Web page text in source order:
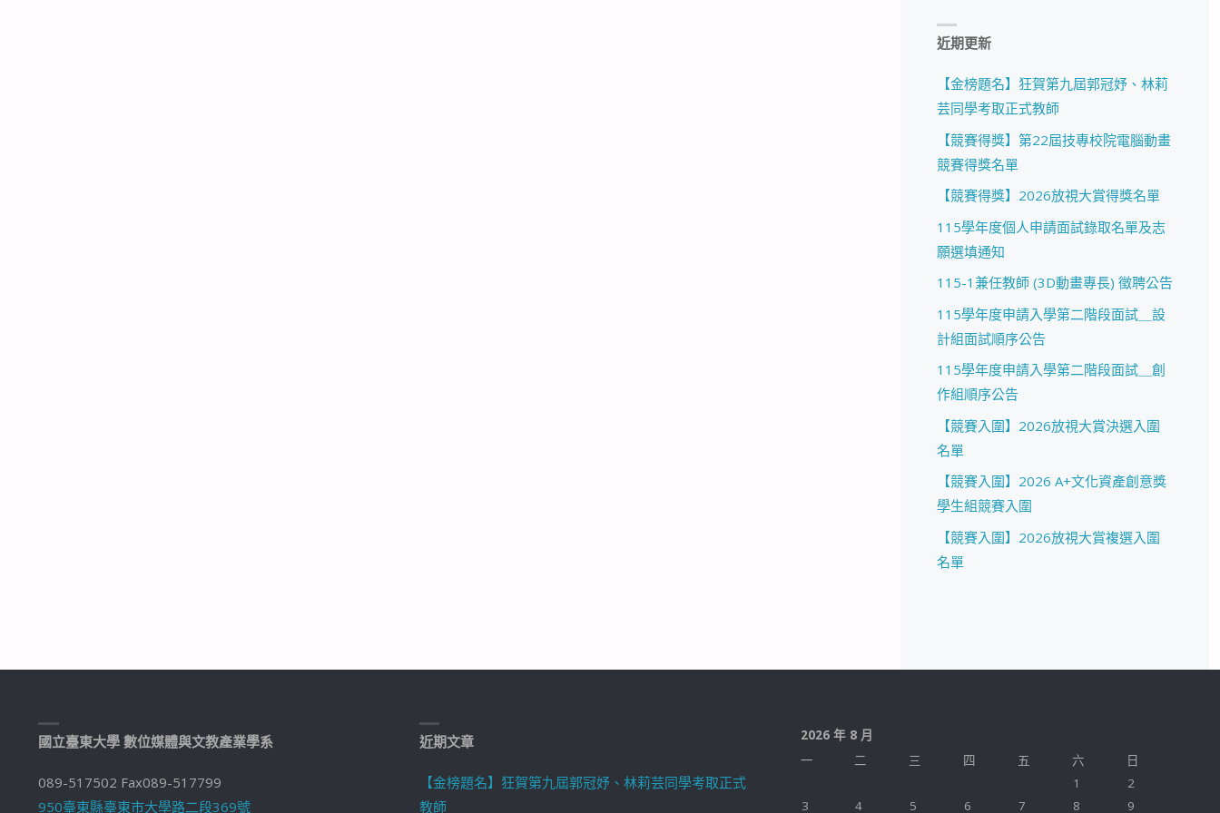
近期更新
【金榜題名】狂賀第九屆郭冠妤、林莉
芸同學考取正式教師
【競賽得獎】第22屆技專校院電腦動畫
競賽得獎名單
【競賽得獎】2026放視大賞得獎名單
115學年度個人申請面試錄取名單及志
願選填通知
115-1兼任教師 (3D動畫專長) 徵聘公告
115學年度申請入學第二階段面試＿設
計組面試順序公告
115學年度申請入學第二階段面試＿創
作組順序公告
【競賽入圍】2026放視大賞決選入圍
名單
【競賽入圍】2026 A+文化資產創意獎
學生組競賽入圍
【競賽入圍】2026放視大賞複選入圍
名單
國立臺東大學 數位媒體與文教產業學系
089-517502 Fax089-517799
950臺東縣臺東市大學路二段369號
近期文章
【金榜題名】狂賀第九屆郭冠妤、林莉芸同學考取正式
教師
2026 年 8 月
一
二 三 四 五 六
日
1
2
3
4 5 6 7 8 9